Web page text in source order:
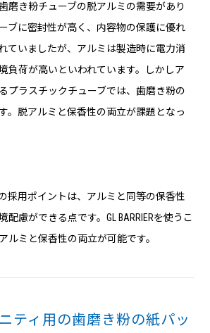
磨き粉チューブの脱アルミの需要があり
ブに密封性が高く、内容物の保護に優れ
ていましたが、アルミは製造時に電力消
負荷が高いといわれています。しかしア
プラスチックチューブでは、歯磨き粉の
。脱アルミと保香性の両立が課題となっ
採用ポイントは、アルミと同等の保香性
慮ができる点です。GL BARRIERを使うこ
ルミと保香性の両立が可能です。
ティ用の歯磨き粉の紙パッ